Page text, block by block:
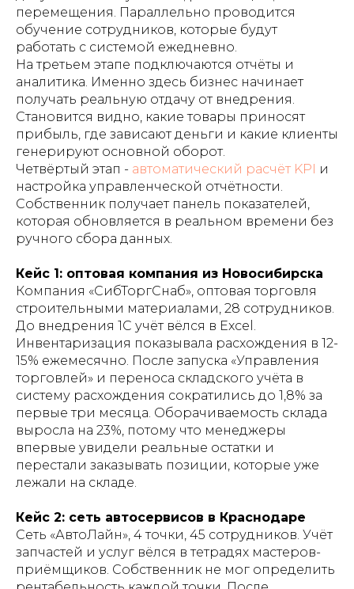
перемещения. Параллельно проводится
обучение сотрудников, которые будут
работать с системой ежедневно.
На третьем этапе подключаются отчёты и
аналитика. Именно здесь бизнес начинает
получать реальную отдачу от внедрения.
Становится видно, какие товары приносят
прибыль, где зависают деньги и какие клиенты
генерируют основной оборот.
Четвёртый этап - автоматический расчёт KPI
и
настройка управленческой отчётности.
Собственник получает панель показателей,
которая обновляется в реальном времени без
ручного сбора данных.
Кейс 1: оптовая компания из Новосибирска
Компания «СибТоргСнаб», оптовая торговля
строительными материалами, 28 сотрудников.
До внедрения 1С учёт вёлся в Excel.
Инвентаризация показывала расхождения в 12-
15% ежемесячно. После запуска «Управления
торговлей» и переноса складского учёта в
систему расхождения сократились до 1,8% за
первые три месяца. Оборачиваемость склада
выросла на 23%, потому что менеджеры
впервые увидели реальные остатки и
перестали заказывать позиции, которые уже
лежали на складе.
Кейс 2: сеть автосервисов в Краснодаре
Сеть «АвтоЛайн», 4 точки, 45 сотрудников. Учёт
запчастей и услуг вёлся в тетрадях мастеров-
приёмщиков. Собственник не мог определить